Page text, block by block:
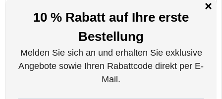
ankommt
- Notstromversorgung für moderne Smartphones an stressigen Tagen
Warum dieses Produkt perfekt zum Kauf ist
Die Anker Nano Power Bank wurde für Nutzer entwickelt, die schnelles,
sicheres Laden ohne eine sperrige Powerbank wünschen. Dank der
magnetischen Befestigung ist das Laden einfach und kabellos, während der
kabelgebundenes Laden erforderlich ist. Mit fortschrittlichen Kühl- und